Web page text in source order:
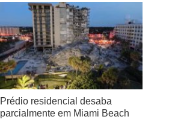
Prédio residencial desaba
parcialmente em Miami Beach